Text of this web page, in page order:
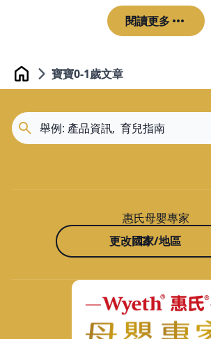
閱讀更多
Home 寶寶0-1歲文章
惠氏母嬰專家
更改國家/地區